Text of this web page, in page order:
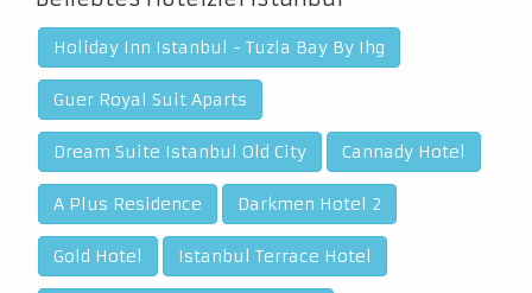
Holiday Inn Istanbul - Tuzla Bay By Ihg
Guer Royal Suit Aparts
Dream Suite Istanbul Old City Cannady Hotel
A Plus Residence Darkmen Hotel 2
Gold Hotel Istanbul Terrace Hotel